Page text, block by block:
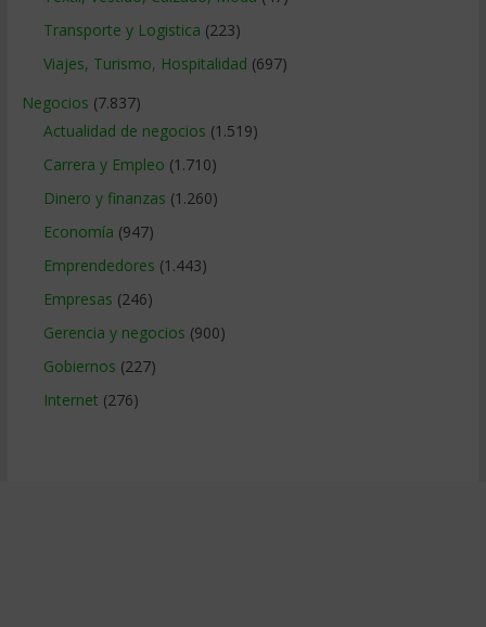
Transporte y Logistica (223)
Viajes, Turismo, Hospitalidad (697)
Negocios (7.837)
Actualidad de negocios (1.519)
Carrera y Empleo (1.710)
Dinero y finanzas (1.260)
Economía (947)
Emprendedores (1.443)
Empresas (246)
Gerencia y negocios (900)
Gobiernos (227)
Internet (276)